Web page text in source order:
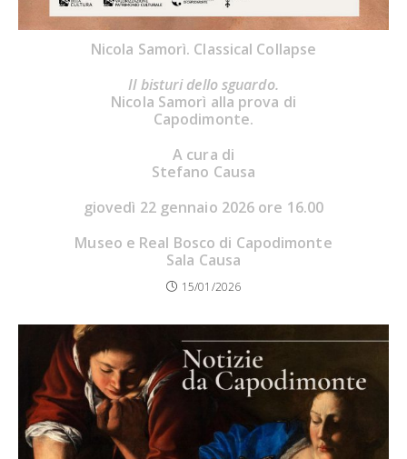
Nicola Samorì. Classical Collapse
Il bisturi dello sguardo.
Nicola Samorì alla prova di
Capodimonte.
A cura di
Stefano Causa
giovedì 22 gennaio 2026 ore 16.00
Museo e Real Bosco di Capodimonte
Sala Causa
15/01/2026